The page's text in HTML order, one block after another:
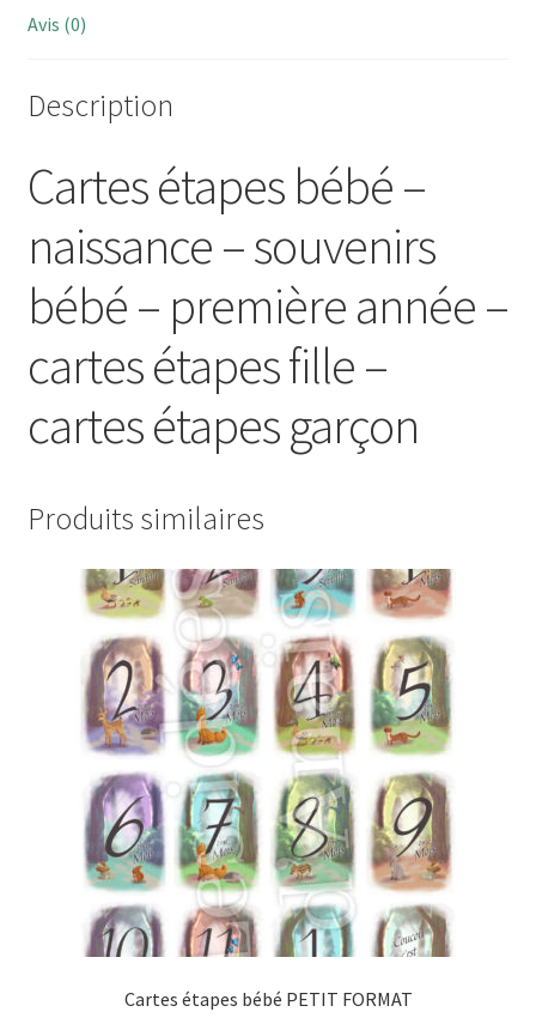
Avis (0)
Description
Cartes étapes bébé –
naissance – souvenirs
bébé – première année –
cartes étapes fille –
cartes étapes garçon
Produits similaires
Cartes étapes bébé PETIT FORMAT